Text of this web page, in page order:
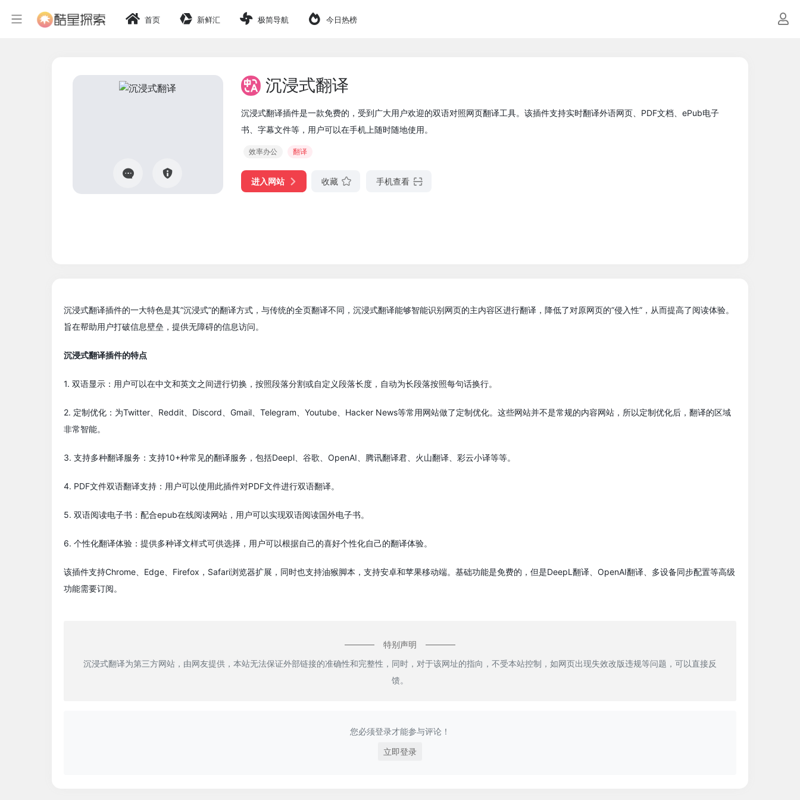
首页 新鲜汇 极简导航 今日热榜
沉浸式翻译
沉浸式翻译插件是一款免费的，受到广大用户欢迎的双语对照网页翻译工具。该插件支持实时翻译外语网页、PDF文档、ePub电子
书、字幕文件等，用户可以在手机上随时随地使用。
效率办公 翻译
进入网站 收藏 手机查看
沉浸式翻译插件的一大特色是其”沉浸式”的翻译方式，与传统的全页翻译不同，沉浸式翻译能够智能识别网页的主内容区进行翻译，降低了对原网页的”侵入性”，从而提高了阅读体验。
旨在帮助用户打破信息壁垒，提供无障碍的信息访问。
沉浸式翻译插件的特点
1. 双语显示：用户可以在中文和英文之间进行切换，按照段落分割或自定义段落长度，自动为长段落按照每句话换行。
2. 定制优化：为Twitter、Reddit、Discord、Gmail、Telegram、Youtube、Hacker News等常用网站做了定制优化。这些网站并不是常规的内容网站，所以定制优化后，翻译的区域
非常智能。
3. 支持多种翻译服务：支持10+种常见的翻译服务，包括Deepl、谷歌、OpenAI、腾讯翻译君、火山翻译、彩云小译等等。
4. PDF文件双语翻译支持：用户可以使用此插件对PDF文件进行双语翻译。
5. 双语阅读电子书：配合epub在线阅读网站，用户可以实现双语阅读国外电子书。
6. 个性化翻译体验：提供多种译文样式可供选择，用户可以根据自己的喜好个性化自己的翻译体验。
该插件支持Chrome、Edge、Firefox，Safari浏览器扩展，同时也支持油猴脚本，支持安卓和苹果移动端。基础功能是免费的，但是DeepL翻译、OpenAI翻译、多设备同步配置等高级
功能需要订阅。
特别声明
沉浸式翻译为第三方网站，由网友提供，本站无法保证外部链接的准确性和完整性，同时，对于该网址的指向，不受本站控制，如网页出现失效改版违规等问题，可以直接反
馈。
您必须登录才能参与评论！
立即登录